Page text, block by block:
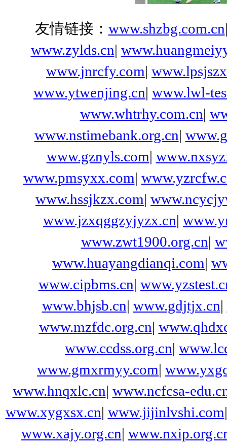
友情链接： www.shzbg.com.cn
www.zylds.cn|
www.jnrcfy.com|
www.ytwenjing.cn| www.lwl-
www.whtrhy.com.cn|
www.nstimebank.org.cn|
www.gznyls.com|
www.pmsyxx.com|
www.hssjkzx.com|
www.jzxqggzyjyzx.cn|
www.zwt1900.org.cn|
www.huayangdianqi.com|
www.cipbms.cn|
www.bhjsb.cn| www.gdjtjx.cn|
www.mzfdc.org.cn|
www.ccdss.org.cn|
www.gmxrmyy.com|
www.hnqxlc.cn| www.ncfcsa-
www.xygxsx.cn| www.jijinlvshi.com
www.xajy.org.cn|